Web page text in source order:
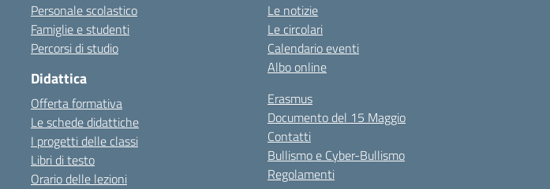
Personale scolastico
Famiglie e studenti
Percorsi di studio
Didattica
Offerta formativa
Le schede didattiche
I progetti delle classi
Libri di testo
Orario delle lezioni
Le notizie
Le circolari
Calendario eventi
Albo online
Erasmus
Documento del 15 Maggio
Contatti
Bullismo e Cyber-Bullismo
Regolamenti